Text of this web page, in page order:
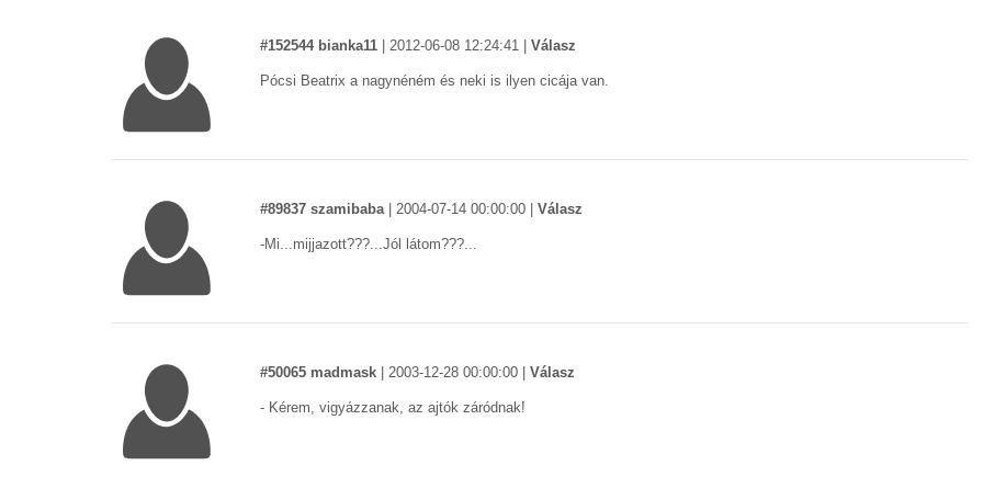
#152544 bianka11 2012-06-08 12:24:41 Válasz
Pócsi Beatrix a nagynéném és neki is ilyen cicája van.
#89837 szamibaba| 2004-07-14 00:00:00 Válasz
-Mi...mijjazott???...Jól látom???...
#50065 madmask 2003-12-28 00:00:00 Válasz
- Kérem, vigyázzanak, az ajtók záródnak!